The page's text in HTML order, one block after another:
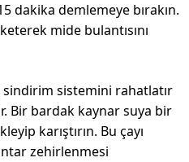
dakika demlemeye bırakın.
mide bulantısını
sindirim sistemini rahatlatır
Bir bardak kaynar suya bir
karıştırın. Bu çayı
zehirlenmesi